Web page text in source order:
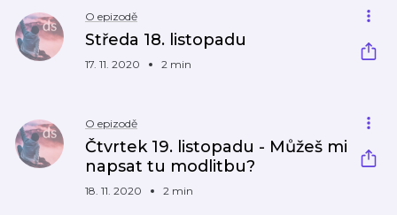
O epizodě
Středa 18. listopadu
17. 11. 2020 2 min
O epizodě
Čtvrtek 19. listopadu - Můžeš mi
napsat tu modlitbu?
18. 11. 2020 2 min